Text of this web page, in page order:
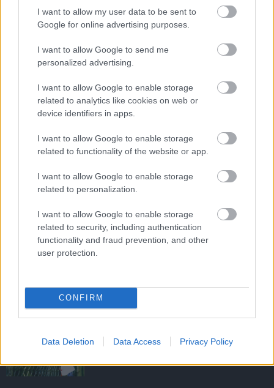
I want to allow my user data to be sent to
Google for online advertising purposes.
I want to allow Google to send me
personalized advertising.
I want to allow Google to enable storage
related to analytics like cookies on web or
device identifiers in apps.
I want to allow Google to enable storage
related to functionality of the website or app.
I want to allow Google to enable storage
related to personalization.
I want to allow Google to enable storage
related to security, including authentication
functionality and fraud prevention, and other
user protection.
CONFIRM
Data Deletion Data Access Privacy Policy
Amire többmillióan vártunk: szombattól
másodfokúra csökken a riasztás
Látlelet a hazai víziközművekről?
Egyetlen, fél évszázados vezetéken múlt
Bicske vízellátása
HIRDETÉS
LEGOLVASOTTABB
széncinegék védelme